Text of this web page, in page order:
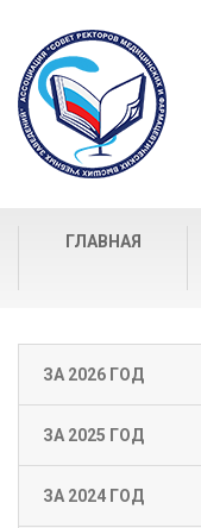
ГЛАВНАЯ
ЗА 2026 ГОД
ЗА 2025 ГОД
ЗА 2024 ГОД